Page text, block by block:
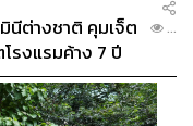
นีต่างชาติ คุมเจ็ต
รงแรมค้าง 7 ปี
...